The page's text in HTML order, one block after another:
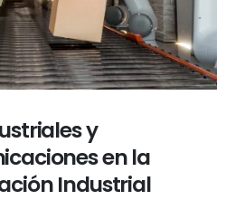
y
en la
Industrial